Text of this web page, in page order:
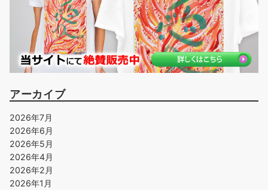
アーカイブ
2026年7月
2026年6月
2026年5月
2026年4月
2026年2月
2026年1月